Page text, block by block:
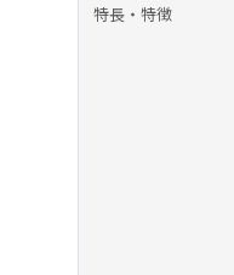
特長・特徴